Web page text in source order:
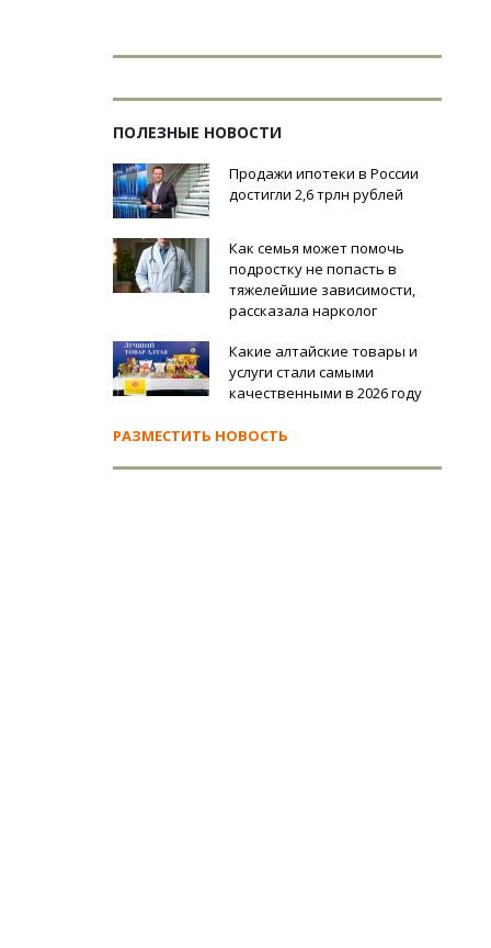
ПОЛЕЗНЫЕ НОВОСТИ
Продажи ипотеки в России
достигли 2,6 трлн рублей
Как семья может помочь
подростку не попасть в
тяжелейшие зависимости,
рассказала нарколог
Какие алтайские товары и
услуги стали самыми
качественными в 2026 году
РАЗМЕСТИТЬ НОВОСТЬ